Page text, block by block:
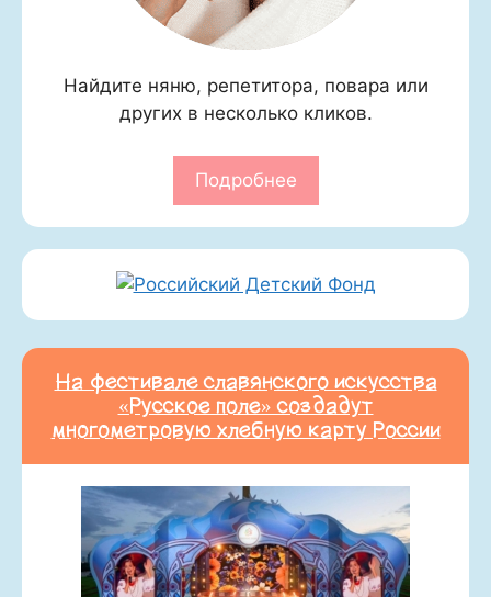
Найдите няню, репетитора, повара или
других в несколько кликов.
Подробнее
На фестивале славянского искусства
«Русское поле» создадут
многометровую хлебную карту России